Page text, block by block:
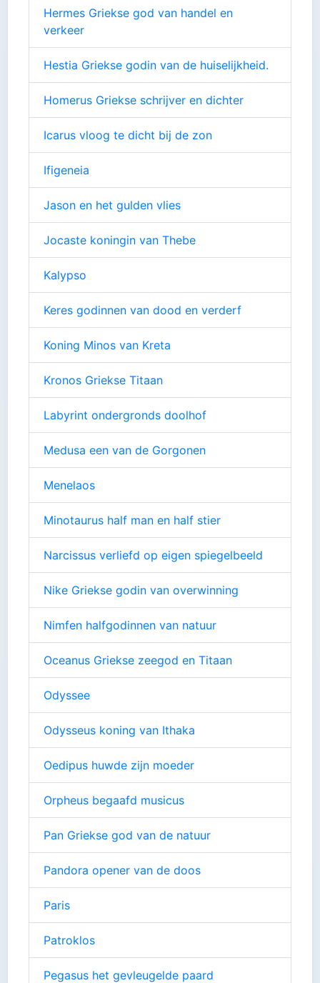
Hermes Griekse god van handel en
verkeer
Hestia Griekse godin van de huiselijkheid.
Homerus Griekse schrijver en dichter
Icarus vloog te dicht bij de zon
Ifigeneia
Jason en het gulden vlies
Jocaste koningin van Thebe
Kalypso
Keres godinnen van dood en verderf
Koning Minos van Kreta
Kronos Griekse Titaan
Labyrint ondergronds doolhof
Medusa een van de Gorgonen
Menelaos
Minotaurus half man en half stier
Narcissus verliefd op eigen spiegelbeeld
Nike Griekse godin van overwinning
Nimfen halfgodinnen van natuur
Oceanus Griekse zeegod en Titaan
Odyssee
Odysseus koning van Ithaka
Oedipus huwde zijn moeder
Orpheus begaafd musicus
Pan Griekse god van de natuur
Pandora opener van de doos
Paris
Patroklos
Pegasus het gevleugelde paard